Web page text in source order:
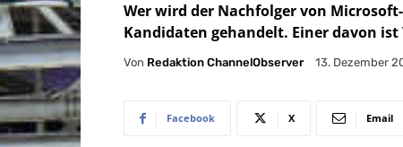
Wer wird der Nachfolger von
Kandidaten gehandelt. Einer davon ist
Von Redaktion ChannelObserver 13. Dezember
Facebook X Email